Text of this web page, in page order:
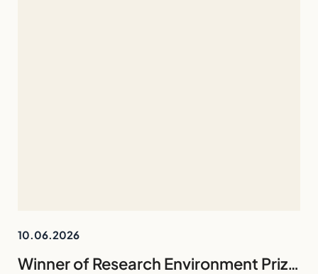
10.06.2026
Winner of Research Environment Prize 2026: Division of Technology and Business Studies